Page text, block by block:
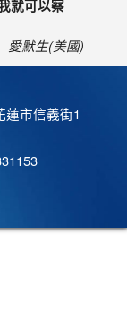
就可以察
愛默生(美國)
市信義街1